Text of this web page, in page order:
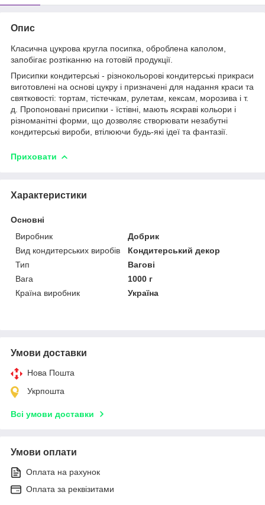
Опис
Класична цукрова кругла посипка, оброблена каполом,
запобігає розтіканню на готовій продукції.
Присипки кондитерські - різнокольорові кондитерські прикраси
виготовлені на основі цукру і призначені для надання краси та
святковості: тортам, тістечкам, рулетам, кексам, морозива і т.
д. Пропоновані присипки - їстівні, мають яскраві кольори і
різноманітні форми, що дозволяє створювати незабутні
кондитерські вироби, втілюючи будь-які ідеї та фантазії.
Приховати
Характеристики
Основні
Виробник
Добрик
Вид кондитерських виробів
Кондитерський декор
Тип
Вагові
Вага
1000 г
Країна виробник
Україна
Умови доставки
Нова Пошта
Укрпошта
Всі умови доставки
Умови оплати
Оплата на рахунок
Оплата за реквізитами